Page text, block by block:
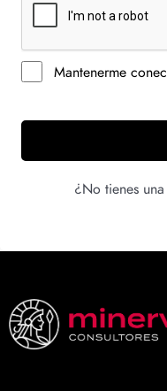
Mantenerme
¿No tienes